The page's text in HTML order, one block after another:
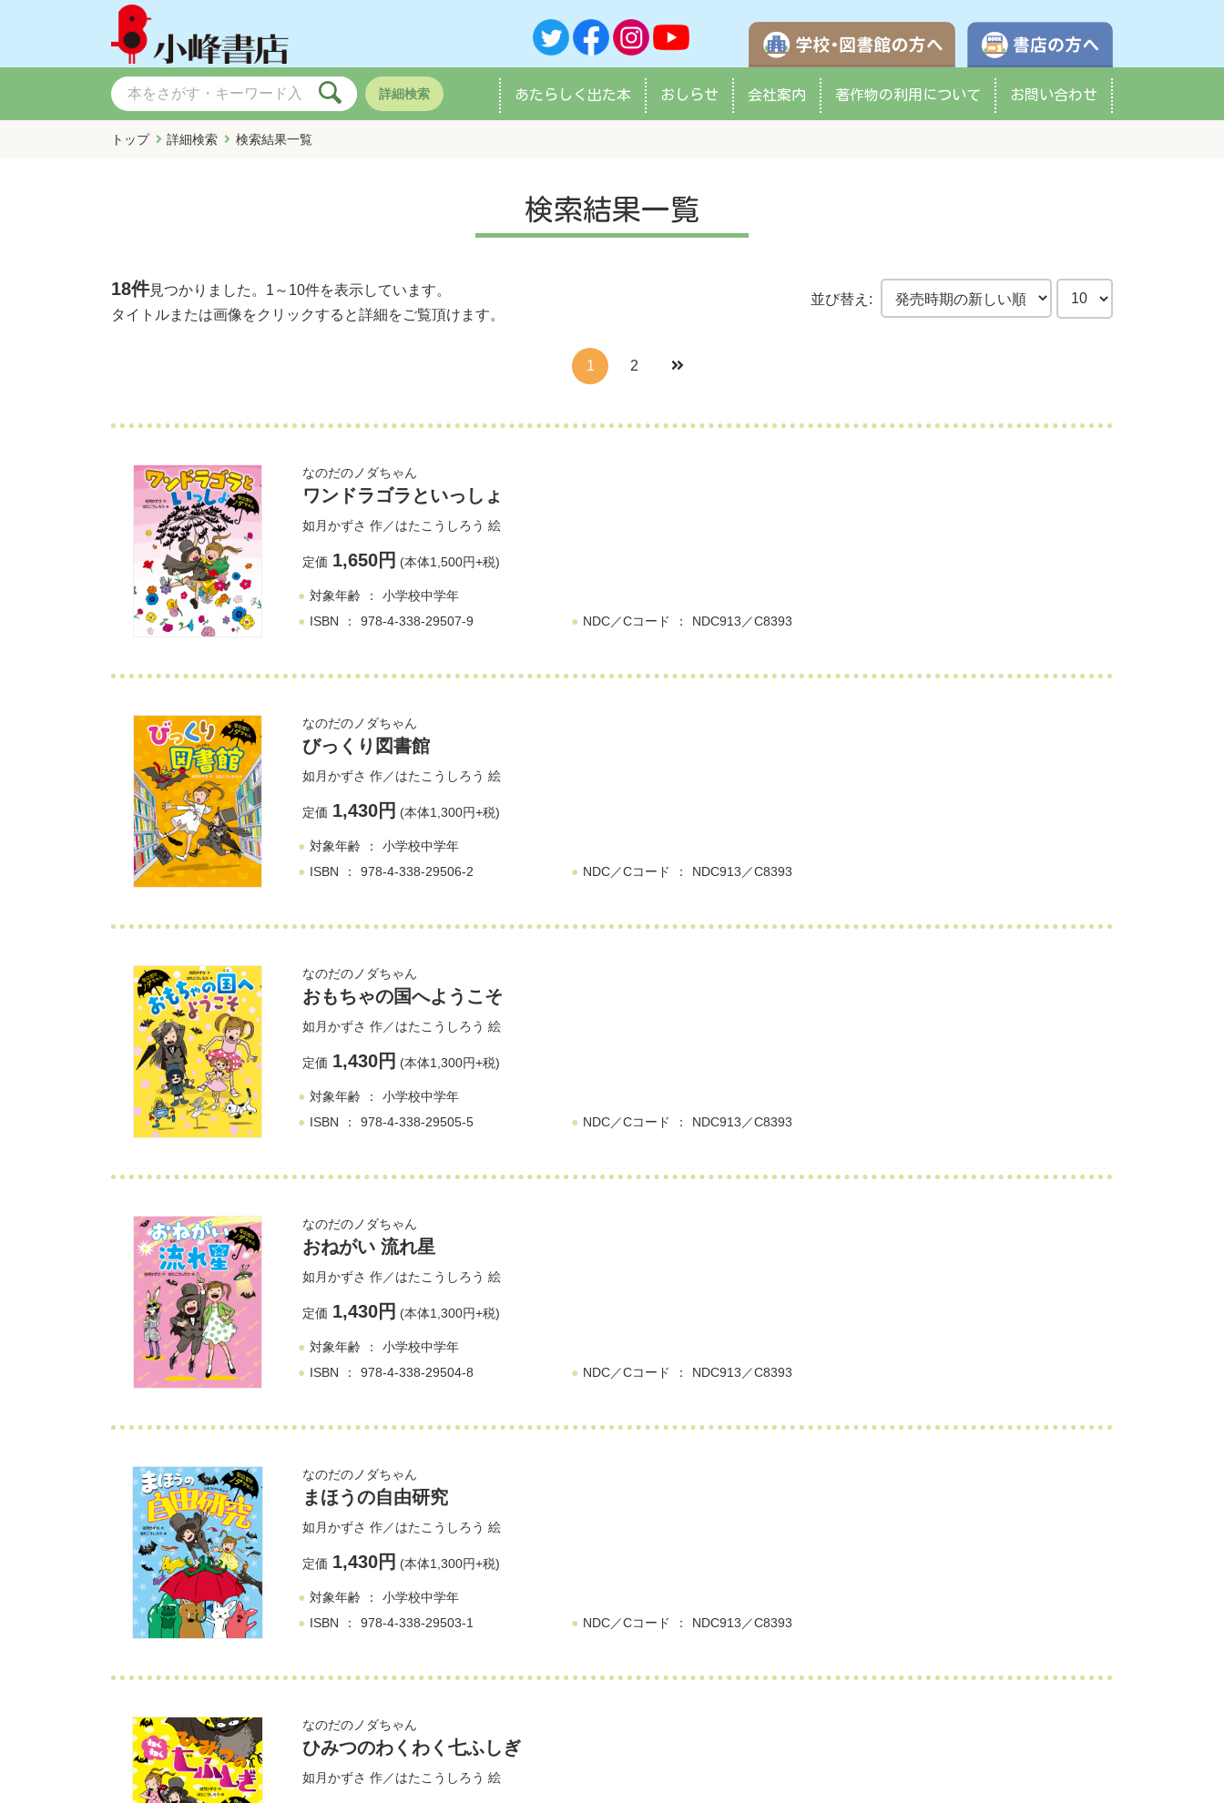
学校・図書館の方へ
詳細検索 あたらしく 出た本 おしらせ 会社案内 著作物の利用について お問い合わせ
トップ 詳細検索 検索結果一覧
検索結果一覧
18件見つかりました。 1～10件を表示しています。
タイトルまたは画像をクリックすると詳細をご覧頂けます。
並び替え:
1 2
なのだのノダちゃん
ワンドラゴラといっしょ
如月かずさ 作／はたこうしろう 絵
定価 1,650円 (本体1,500円+税)
対象年齢
小学校中学年
ISBN
978-4-338-29507-9 NDC／Cコード NDC913／C8393
なのだのノダちゃん
びっくり図書館
如月かずさ 作／はたこうしろう 絵
定価 1,430円 (本体1,300円+税)
対象年齢
小学校中学年
ISBN
978-4-338-29506-2 NDC／Cコード NDC913／C8393
なのだのノダちゃん
おもちゃの国へようこそ
如月かずさ 作／はたこうしろう 絵
定価 1,430円 (本体1,300円+税)
対象年齢
小学校中学年
ISBN
978-4-338-29505-5 NDC／Cコード NDC913／C8393
なのだのノダちゃん
おねがい 流れ星
如月かずさ 作／はたこうしろう 絵
定価 1,430円 (本体1,300円+税)
対象年齢
小学校中学年
ISBN
978-4-338-29504-8 NDC／Cコード NDC913／C8393
なのだのノダちゃん
まほうの自由研究
如月かずさ 作／はたこうしろう 絵
定価 1,430円 (本体1,300円+税)
対象年齢
小学校中学年
ISBN
978-4-338-29503-1 NDC／Cコード NDC913／C8393
なのだのノダちゃん
ひみつのわくわく七ふしぎ
如月かずさ 作／はたこうしろう 絵